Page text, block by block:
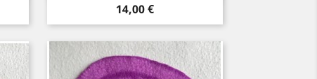
Preis
14,00 €